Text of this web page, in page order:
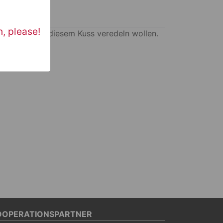
please!
Sie mit diesem Kuss veredeln wollen.